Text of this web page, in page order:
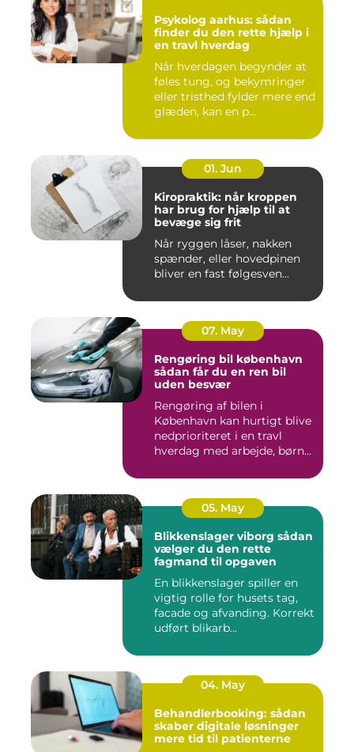
Psykolog aarhus: sådan
finder du den rette hjælp i
en travl hverdag
Når hverdagen begynder at
føles tung, og bekymringer
eller tristhed fylder mere end
glæden, kan en p...
01. Jun
Kiropraktik: når kroppen
har brug for hjælp til at
bevæge sig frit
Når ryggen låser, nakken
spænder, eller hovedpinen
bliver en fast følgesven...
07. May
Rengøring bil københavn
sådan får du en ren bil
uden besvær
Rengøring af bilen i
København kan hurtigt blive
nedprioriteret i en travl
hverdag med arbejde, børn...
05. May
Blikkenslager viborg sådan
vælger du den rette
fagmand til opgaven
En blikkenslager spiller en
vigtig rolle for husets tag,
facade og afvanding. Korrekt
udført blikarb...
04. May
Behandlerbooking: sådan
skaber digitale løsninger
mere tid til patienterne